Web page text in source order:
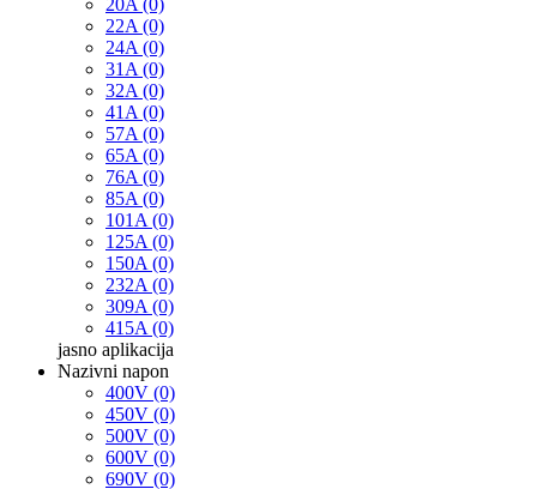
22A (0)
24A (0)
31A (0)
32A (0)
41A (0)
57A (0)
65A (0)
76A (0)
85A (0)
101A (0)
125A (0)
150A (0)
232A (0)
309A (0)
415A (0)
jasno aplikacija
Nazivni napon
400V (0)
450V (0)
500V (0)
600V (0)
690V (0)